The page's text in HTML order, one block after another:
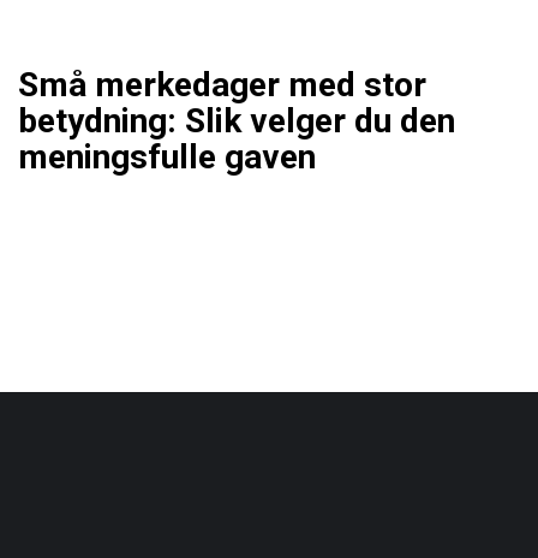
Små merkedager med stor
betydning: Slik velger du den
meningsfulle gaven